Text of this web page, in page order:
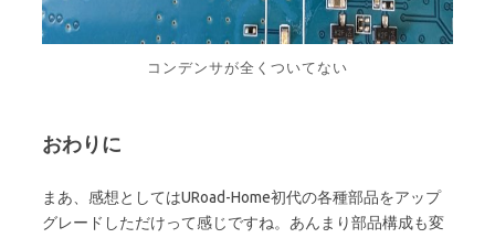
コンデンサが全くついてない
おわりに
まあ、感想としてはURoad-Home初代の各種部品をアップ
グレードしただけって感じですね。あんまり部品構成も変